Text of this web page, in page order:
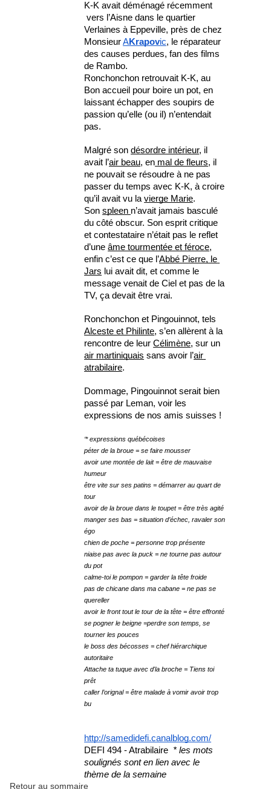
K-K avait déménagé récemment
vers l’Aisne dans le quartier
Verlaines à Eppeville, près de chez
Monsieur AKrapovic, le réparateur
des causes perdues, fan des films
de Rambo.
Ronchonchon retrouvait K-K, au
Bon accueil pour boire un pot, en
laissant échapper des soupirs de
passion qu’elle (ou il) n’entendait
pas.
Malgré son désordre intérieur, il
avait l’air beau, en mal de fleurs, il
ne pouvait se résoudre à ne pas
passer du temps avec K-K, à croire
qu’il avait vu la vierge Marie.
Son spleen n’avait jamais basculé
du côté obscur. Son esprit critique
et contestataire n’était pas le reflet
d’une âme tourmentée et féroce,
enfin c’est ce que l’Abbé Pierre, le
Jars lui avait dit, et comme le
message venait de Ciel et pas de la
TV, ça devait être vrai.
Alceste et Philinte, s’en allèrent à la
rencontre de leur Célimène
air martiniquais sans avoir l’air
atrabilaire.
Dommage, Pingouinnot serait bien
passé par Leman, voir les
expressions de nos amis suisses !
‘* expressions québécoises
péter de la broue = se faire mousser
avoir une montée de lait = être de mauvaise
humeur
être vite sur ses patins = démarrer au quart de
tour
avoir de la broue dans le toupet = être très agité
manger ses bas = situation d’échec, ravaler son
égo
chien de poche = personne trop présente
niaise pas avec la puck = ne tourne pas autour
du pot
calme-toi le pompon = garder la tête froide
pas de chicane dans ma cabane = ne pas se
quereller
avoir le front tout le tour de la tête = être effronté
se pogner le beigne =perdre son temps, se
tourner les pouces
le boss des bécosses = chef hiérarchique
autoritaire
Attache ta tuque avec d'la broche = Tiens toi
prêt
caller l’orignal = être malade à vomir avoir trop
bu
http://samedidefi.canalblog.com/
DEFI 494 - Atrabilaire * les mots
soulignés sont en lien avec le
thème de la semaine
Retour au sommaire